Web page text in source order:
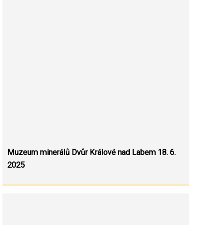
Muzeum minerálů Dvůr Králové nad Labem 18. 6.
2025